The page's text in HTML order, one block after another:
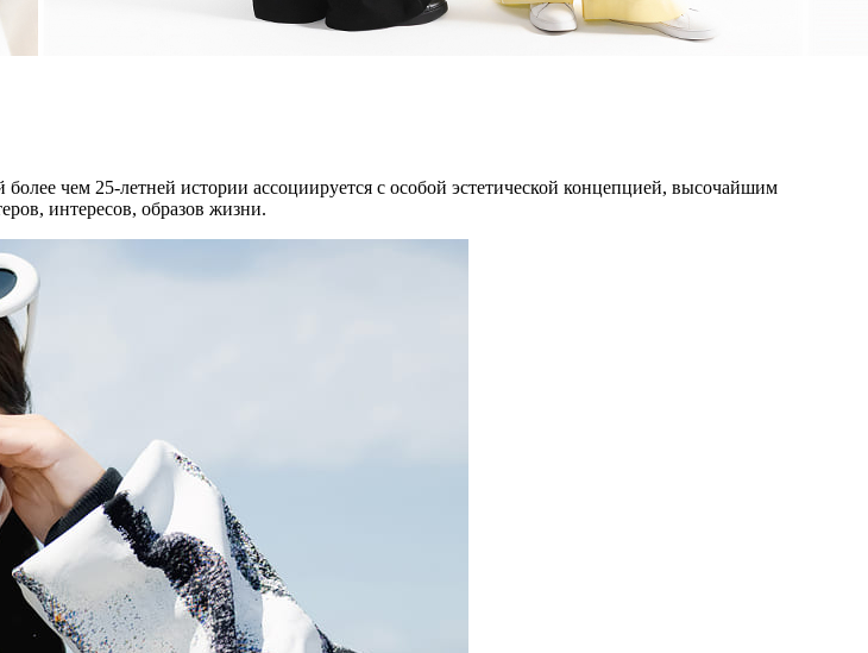
чем 25-летней истории ассоциируется с особой эстетической концепцией, высочайшим
интересов, образов жизни.